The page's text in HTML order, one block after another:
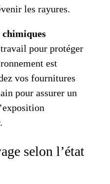
les rayures.
pour protéger
est
vos fournitures
pour assurer un
selon l’état